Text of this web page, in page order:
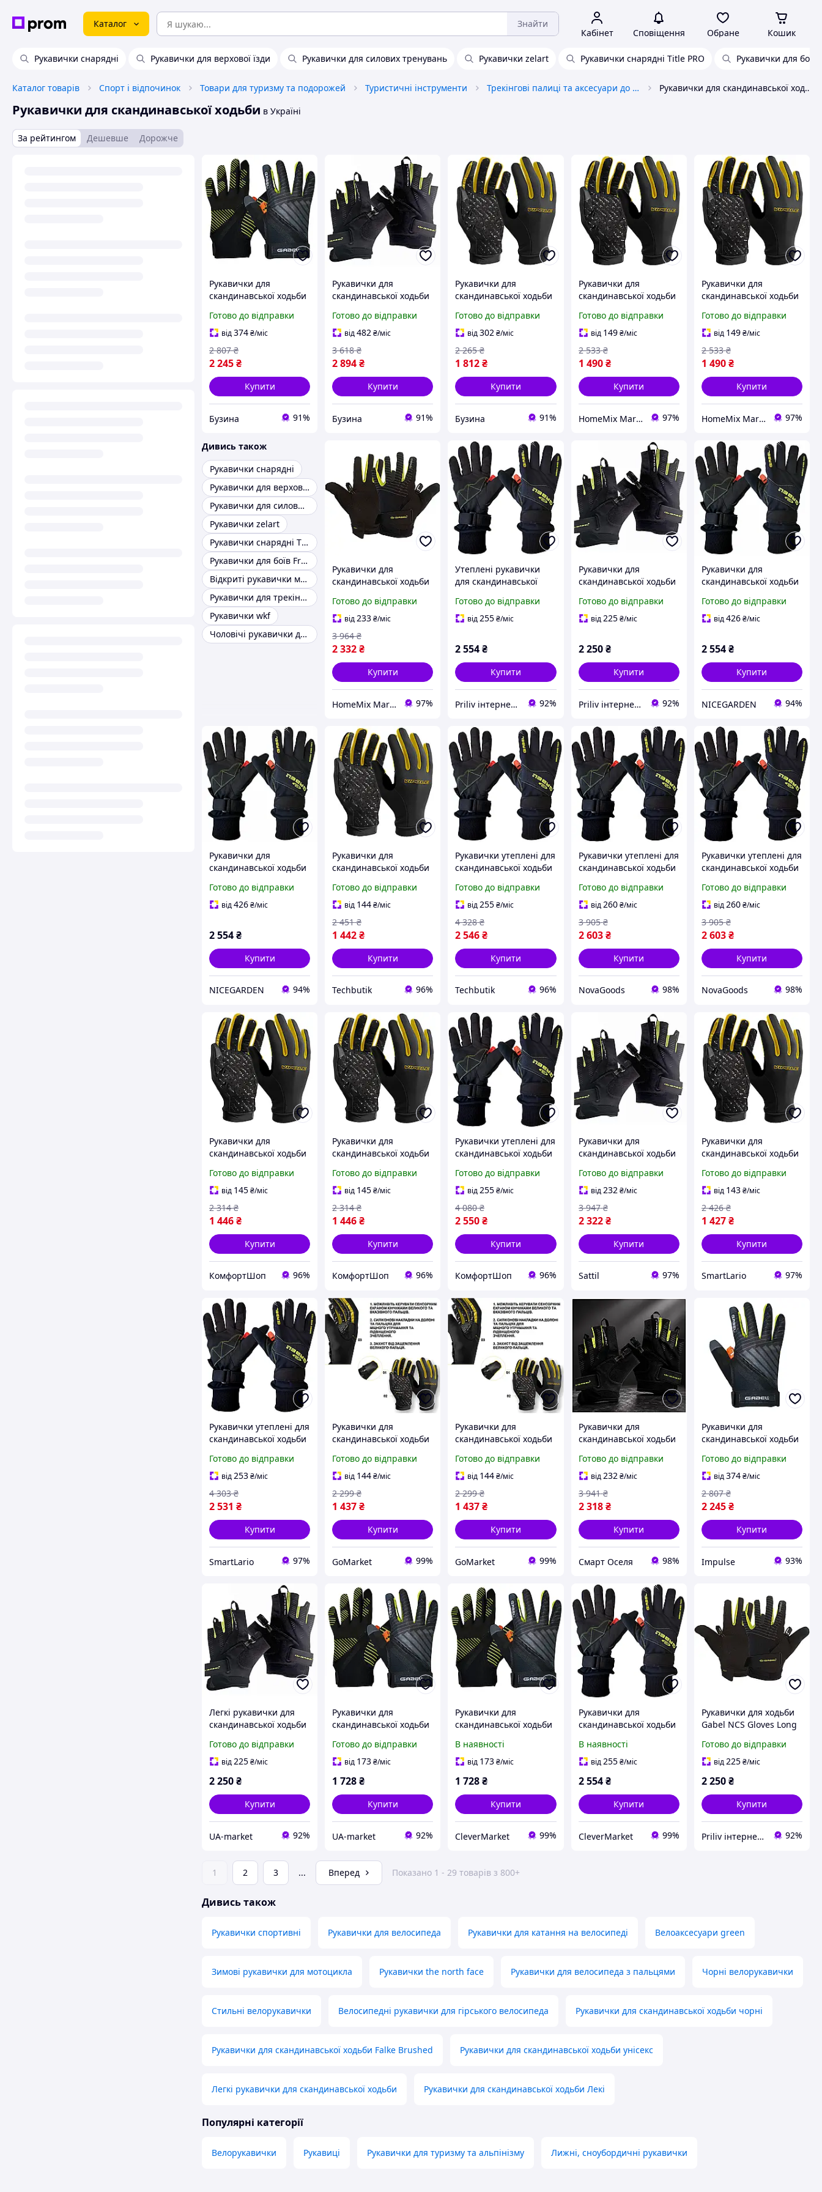
Каталог Знайти
Кабінет Сповіщення Обране Кошик
Рукавички снарядні Рукавички для верхової їзди Рукавички для силових тренувань Рукавички zelart Рукавички снарядні Title PRO Рукавички для боїв
Каталог товарів Спорт і відпочинок Товари для туризму та подорожей Туристичні інструменти Трекінгові палиці та аксесуари до них Рукавички для скандинавської ходьби
Рукавички для скандинавської ходьби в Україні
За рейтингом Дешевше Дорожче
Рукавички для
скандинавської ходьби
(8015011300307) buzyna
Готово до відправки
від374₴/міс
2 245₴
2 807 ₴
Купити
Бузина 91%
Рукавички для
скандинавської ходьби
S (8015011600407)
buzyna
Готово до відправки
від482₴/міс
2 894₴
3 618 ₴
Купити
Бузина 91%
Рукавички для
скандинавської ходьби
(R20 68) buzyna
Готово до відправки
від302₴/міс
1 812₴
2 265 ₴
Купити
Бузина 91%
Рукавички для
скандинавської ходьби
накаткою унісекс 1
пара чорний Vipole
HM-9467
Готово до відправки
від 149 ₴/міс
1 490 ₴
2 533 ₴
Купити
HomeMix Market 97%
Рукавички для
скандинавської ходьби
кінчиками 1 пара
чорний Vipole HM-9469
Готово до відправки
від 149₴/міс
1 490₴
2 533 ₴
Купити
HomeMix Market 97%
Дивись також
Рукавички снарядні
Рукавички для верхової їзди
Рукавички для силових тренувань
Рукавички zelart
Рукавички снарядні Title PRO
Рукавички для боїв Free-Fight
Відкриті рукавички мма
Рукавички для трекінгу та скандинавської ходьби
Рукавички wkf
Чоловічі рукавички для важкої атлетики
Рукавички для
скандинавської ходьби
розмір M 2 шт чорний
Gabel HM-9622
Готово до відправки
від233₴/міс
2 332₴
3 964 ₴
Купити
HomeMix Market 97%
Утеплені рукавички
для скандинавської
N.C.S. M з фастексом
N.C.S. 2554 грн
Готово до відправки
від255₴/міс
2 554₴
Купити
Priliv інтернет-магазин 92%
Рукавички для
скандинавської ходьби
S унісекс чорний/
салатовий 45% Amara
Готово до відправки
від225 ₴/міс
2 250 ₴
Купити
Priliv інтернет-магазин 92%
Рукавички для
скандинавської ходьби
Black/Green m
(8015012100008)
Готово до відправки
від426₴/міс
2 554₴
Купити
NICEGARDEN 94%
Рукавички для
скандинавської ходьби
Black/Green L
(8015012100009)
Готово до відправки
від426₴/міс
2 554₴
Купити
NICEGARDEN 94%
Рукавички для
скандинавської ходьби
пальцями унісекс 1
пара чорний Vipole BT-
Готово до відправки
від 144₴/міс
1 442₴
2 451 ₴
Купити
Techbutik 96%
Рукавички утеплені для
скандинавської ходьби
пара чорний Gabel BT-
7924
Готово до відправки
від255₴/міс
2 546₴
4 328 ₴
Купити
Techbutik 96%
Рукавички утеплені для
скандинавської ходьби
чорні Gabel GN-0096
Готово до відправки
від 260 ₴/міс
2 603 ₴
3 905 ₴
Купити
NovaGoods 98%
Рукавички утеплені для
скандинавської ходьби
чорний Gabel GN-0180
Готово до відправки
від 260₴/міс
2 603₴
3 905 ₴
Купити
NovaGoods 98%
Рукавички для
скандинавської ходьби
кінчиками 1 пара
чорний Vipole FK-0323
Готово до відправки
від 145₴/міс
1 446₴
2 314 ₴
Купити
КомфортШоп 96%
Рукавички для
скандинавської ходьби
накаткою унісекс 1
пара чорний Vipole FK-
0325
Готово до відправки
від 145₴/міс
1 446₴
2 314 ₴
Купити
КомфортШоп 96%
Рукавички утеплені для
скандинавської ходьби
пара чорний Gabel FK-
0537
Готово до відправки
від255₴/міс
2 550₴
4 080 ₴
Купити
КомфортШоп 96%
Рукавички для
скандинавської ходьби
NCS 1 пара чорний
Gabel PS-0480
Готово до відправки
від232 ₴/міс
2 322 ₴
3 947 ₴
Купити
Sattil 97%
Рукавички для
скандинавської ходьби
кінчиками 1 пара
чорний Vipole LS-7635
Готово до відправки
від 143₴/міс
1 427₴
2 426 ₴
Купити
SmartLario 97%
Рукавички утеплені для
скандинавської ходьби
пара чорні Gabel LS-
7831
Готово до відправки
від253₴/міс
2 531 ₴
4 303 ₴
Купити
SmartLario 97%
Рукавички для
скандинавської ходьби
кінчиками 1 пара
чорний Vipole GR-1132
Готово до відправки
від 144₴/міс
1 437₴
2 299 ₴
Купити
GoMarket 99%
Рукавички для
скандинавської ходьби
кінчиками 1 пара
чорний Vipole GR-1134
Готово до відправки
від 144₴/міс
1 437₴
2 299 ₴
Купити
GoMarket 99%
Рукавички для
скандинавської ходьби
унісекс 1 пара чорний
Gabel SQ-7772
Готово до відправки
від232 ₴/міс
2 318 ₴
3 941 ₴
Купити
Смарт Оселя 98%
Рукавички для
скандинавської ходьби
(8015011300307)
impulse
Готово до відправки
від374₴/міс
2 245₴
2 807 ₴
Купити
Impulse 93%
Легкі рукавички для
скандинавської ходьби
S дихаючі з системою
кріплення N.C.S. 51 г
Готово до відправки
від225₴/міс
2 250₴
Купити
UA-market 92%
Рукавички для
скандинавської ходьби
вітрозахисні із
сенсором S
Готово до відправки
від 173₴/міс
1 728₴
Купити
UA-market 92%
Рукавички для
скандинавської ходьби
(8015011300307)
В наявності
від 173₴/міс
1 728₴
Купити
CleverMarket 99%
Рукавички для
скандинавської ходьби
Black/Green L
(8015012100009)
В наявності
від255 ₴/міс
2 554 ₴
Купити
CleverMarket 99%
Рукавички для ходьби
Gabel NCS Gloves Long
скандинавської ходьби
17-19 см 24 міс
Готово до відправки
від225₴/міс
2 250₴
Купити
Priliv інтернет-магазин 92%
1 2 3 ... Вперед Показано 1 - 29 товарів з 800+
Дивись також
Рукавички спортивні Рукавички для велосипеда Рукавички для катання на велосипеді Велоаксесуари green
Зимові рукавички для мотоцикла Рукавички the north face Рукавички для велосипеда з пальцями Чорні велорукавички
Стильні велорукавички Велосипедні рукавички для гірського велосипеда Рукавички для скандинавської ходьби чорні
Рукавички для скандинавської ходьби Falke Brushed Рукавички для скандинавської ходьби унісекс
Легкі рукавички для скандинавської ходьби Рукавички для скандинавської ходьби Лекі
Популярні категорії
Велорукавички Рукавиці Рукавички для туризму та альпінізму Лижні, сноубордичні рукавички